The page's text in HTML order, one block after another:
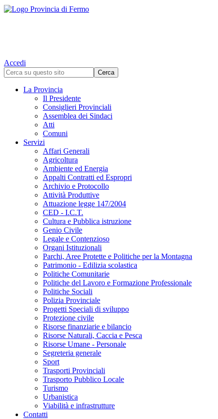
Accedi
La Provincia
Il Presidente
Consiglieri Provinciali
Assemblea dei Sindaci
Atti
Comuni
Servizi
Affari Generali
Agricoltura
Ambiente ed Energia
Appalti Contratti ed Espropri
Archivio e Protocollo
Attività Produttive
Attuazione legge 147/2004
CED - I.C.T.
Cultura e Pubblica istruzione
Genio Civile
Legale e Contenzioso
Organi Istituzionali
Parchi, Aree Protette e Politiche per la Montagna
Patrimonio - Edilizia scolastica
Politiche Comunitarie
Politiche del Lavoro e Formazione Professionale
Politiche Sociali
Polizia Provinciale
Progetti Speciali di sviluppo
Protezione civile
Risorse finanziarie e bilancio
Risorse Naturali, Caccia e Pesca
Risorse Umane - Personale
Segreteria generale
Sport
Trasporti Provinciali
Trasporto Pubblico Locale
Turismo
Urbanistica
Viabilità e infrastrutture
Contatti